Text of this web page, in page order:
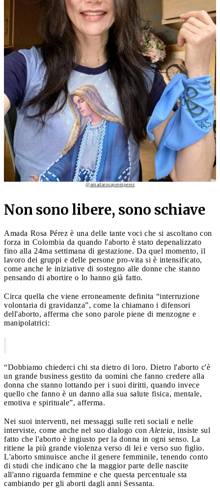
@amadarosaperezperez
Non sono libere, sono schiave
Amada Rosa Pérez è una delle tante voci che si ascoltano con
forza in Colombia da quando l'aborto è stato depenalizzato
fino alla 24ma settimana di gestazione. Da quel momento, il
lavoro dei gruppi e delle persone pro-vita si è intensificato,
come anche le iniziative di sostegno alle donne che stanno
pensando di abortire o lo hanno già fatto.
Circa quella che viene erroneamente definita “interruzione
volontaria di gravidanza”, come la chiamano i difensori
dell'aborto, afferma che sono parole piene di menzogne e
manipolatrici:
“Dobbiamo chiederci chi sta dietro di loro. Dietro l'aborto c'è
un grande business gestito da uomini che fanno credere alla
donna che stanno lottando per i suoi diritti, quando invece
quello che fanno è un danno alla sua salute fisica, mentale,
emotiva e spirituale”, afferma.
Nei suoi interventi, nei messaggi sulle reti sociali e nelle
interviste, come anche nel suo dialogo con Aleteia, insiste sul
fatto che l'aborto è ingiusto per la donna in ogni senso. La
ritiene la più grande violenza verso di lei e verso suo figlio.
L'aborto sminuisce anche il genere femminile, tenendo conto
di studi che indicano che la maggior parte delle nascite
all'anno riguarda femmine e che questa percentuale sta
cambiando per gli aborti dagli anni Sessanta.